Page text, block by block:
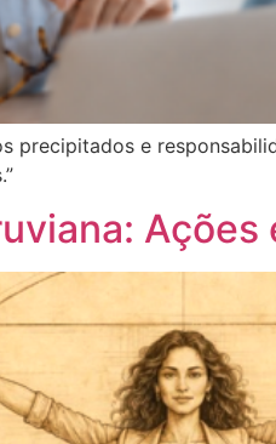
precipitados e
Ações